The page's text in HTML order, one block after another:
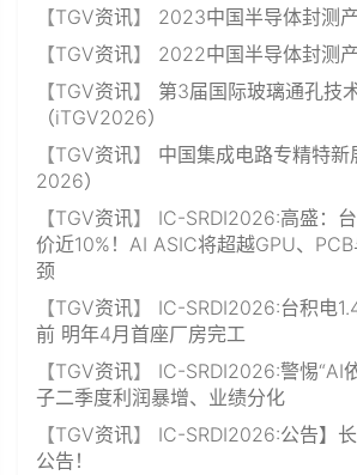
【TGV资讯】 2023中国半导体封测
【TGV资讯】 2022中国半导体封测
【TGV资讯】 第3届国际玻璃通孔技
（iTGV2026）
【TGV资讯】 中国集成电路专精特新
2026）
【TGV资讯】 IC-SRDI2026:高盛：
价近10%！AI ASIC将超越GPU、
颈
【TGV资讯】 IC-SRDI2026:台积电
前 明年4月首座厂房完工
【TGV资讯】 IC-SRDI2026:警惕“AI
子二季度利润暴增、业绩分化
【TGV资讯】 IC-SRDI2026:公告】
公告！